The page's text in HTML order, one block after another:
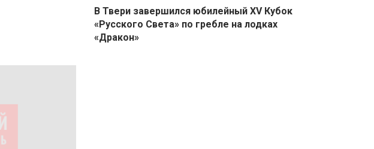
В Твери завершился юбилейный XV Кубок
«Русского Света» по гребле на лодках
«Дракон»